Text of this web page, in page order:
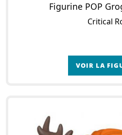
Figurine POP
Critical
VOIR LA